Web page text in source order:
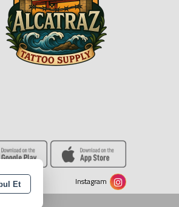
Instagram
Et